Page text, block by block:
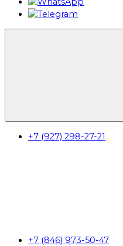
+7 (927) 298-27-21
+7 (846) 973-50-47